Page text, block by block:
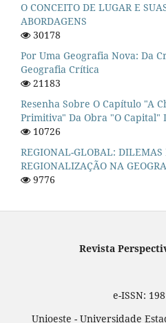
O CONCEITO DE LUGAR E
ABORDAGENS
30178
Por Uma Geografia Nova: Da
Geografia Crítica
21183
Resenha Sobre O Capítulo "A
Primitiva" Da Obra "O Capital"
10726
REGIONAL-GLOBAL: DILEMAS
REGIONALIZAÇÃO NA
9776
Revista
e-ISSN:
Unioeste - Universidade